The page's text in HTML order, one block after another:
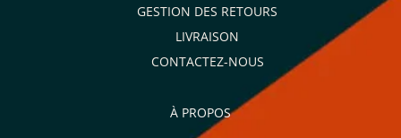
GESTION DES RETOURS
LIVRAISON
CONTACTEZ-NOUS
À PROPOS